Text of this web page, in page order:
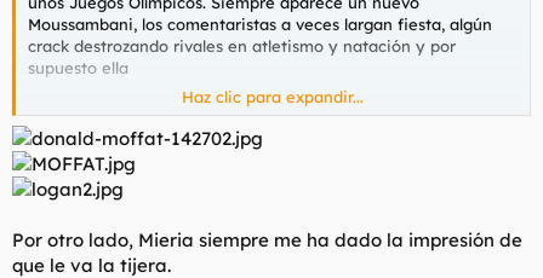
Moussambani, los comentaristas a veces largan fiesta, algún
crack destrozando rivales en atletismo y natación y por
supuesto ella
Y sí, estos vienen descafeinados.
Por otro lado, los constantes anuncios de nuevas disciplinas
que no son si no mierda, me arrebatan un poco de ilusión año
tras año.
Haz clic para expandir...
Por otro lado, Mieria siempre me ha dado la impresión de
que le va la tijera.